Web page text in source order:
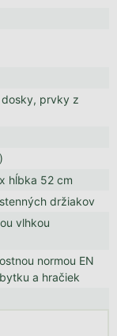
dosky, prvky z
hĺbka 52 cm
držiakov
vlhkou
normou EN
a hračiek